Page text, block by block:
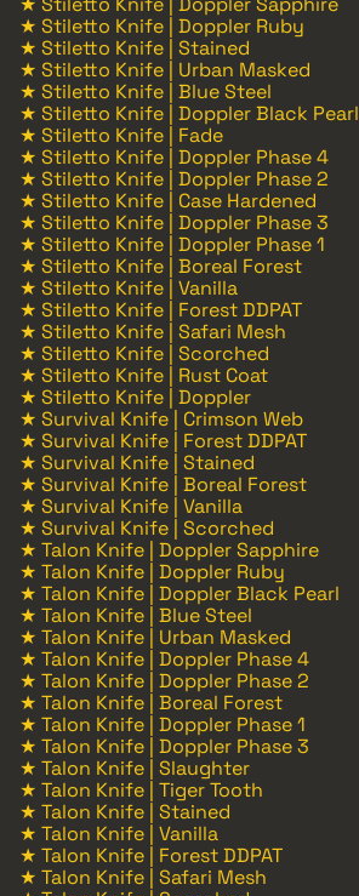
★ Stiletto Knife | Doppler Ruby
★ Stiletto Knife | Stained
★ Stiletto Knife | Urban Masked
★ Stiletto Knife | Blue Steel
★ Stiletto Knife | Doppler Black Pearl
★ Stiletto Knife | Fade
★ Stiletto Knife | Doppler Phase 4
★ Stiletto Knife | Doppler Phase 2
★ Stiletto Knife | Case Hardened
★ Stiletto Knife | Doppler Phase 3
★ Stiletto Knife | Doppler Phase 1
★ Stiletto Knife | Boreal Forest
★ Stiletto Knife | Vanilla
★ Stiletto Knife | Forest DDPAT
★ Stiletto Knife | Safari Mesh
★ Stiletto Knife | Scorched
★ Stiletto Knife | Rust Coat
★ Stiletto Knife | Doppler
★ Survival Knife | Crimson Web
★ Survival Knife | Forest DDPAT
★ Survival Knife | Stained
★ Survival Knife | Boreal Forest
★ Survival Knife | Vanilla
★ Survival Knife | Scorched
★ Talon Knife | Doppler Sapphire
★ Talon Knife | Doppler Ruby
★ Talon Knife | Doppler Black Pearl
★ Talon Knife | Blue Steel
★ Talon Knife | Urban Masked
★ Talon Knife | Doppler Phase 4
★ Talon Knife | Doppler Phase 2
★ Talon Knife | Boreal Forest
★ Talon Knife | Doppler Phase 1
★ Talon Knife | Doppler Phase 3
★ Talon Knife | Slaughter
★ Talon Knife | Tiger Tooth
★ Talon Knife | Stained
★ Talon Knife | Vanilla
★ Talon Knife | Forest DDPAT
★ Talon Knife | Safari Mesh